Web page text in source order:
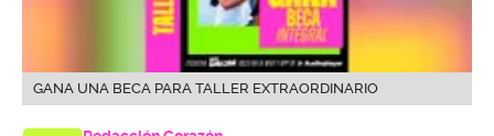
GANA UNA BECA PARA TALLER EXTRAORDINARIO